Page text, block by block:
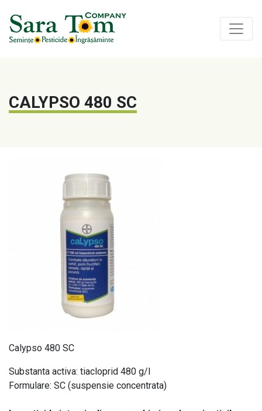
CALYPSO 480 SC
Calypso 480 SC
Substanta activa: tiacloprid 480 g/l
Formulare: SC (suspensie concentrata)